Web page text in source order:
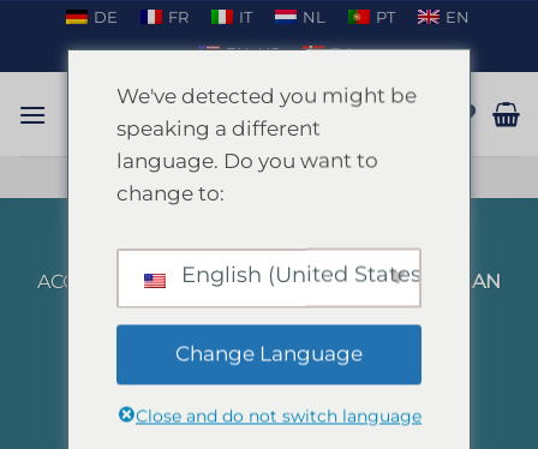
contenu
DE FR IT NL PT
EN
EN_US
DA
PARLER SUR WHATSAPP
ACCUEIL
PRODUITS IDENTIFIÉS “CATAMARAN
DINNER IBIZA”
FILTRER
We've detected you might be
speaking a different
language. Do you want to
change to:
English (United States)
Change Language
Close and do not switch language